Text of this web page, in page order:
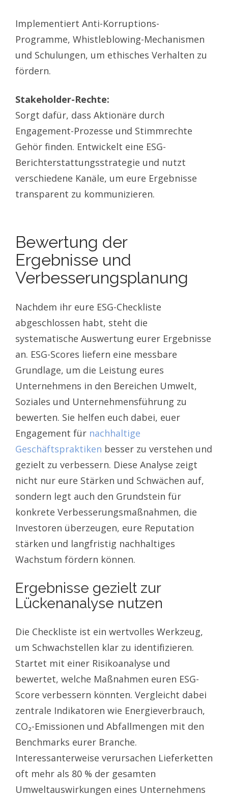
Implementiert Anti-Korruptions-
Programme, Whistleblowing-Mechanismen
und Schulungen, um ethisches Verhalten zu
fördern.
Stakeholder-Rechte:
Sorgt dafür, dass Aktionäre durch
Engagement-Prozesse und Stimmrechte
Gehör finden. Entwickelt eine ESG-
Berichterstattungsstrategie und nutzt
verschiedene Kanäle, um eure Ergebnisse
transparent zu kommunizieren.
Bewertung der
Ergebnisse und
Verbesserungsplanung
Nachdem ihr eure ESG-Checkliste
abgeschlossen habt, steht die
systematische Auswertung eurer Ergebnisse
an. ESG-Scores liefern eine messbare
Grundlage, um die Leistung eures
Unternehmens in den Bereichen Umwelt,
Soziales und Unternehmensführung zu
bewerten. Sie helfen euch dabei, euer
Engagement für nachhaltige
Geschäftspraktiken besser zu verstehen und
gezielt zu verbessern. Diese Analyse zeigt
nicht nur eure Stärken und Schwächen auf,
sondern legt auch den Grundstein für
konkrete Verbesserungsmaßnahmen, die
Investoren überzeugen, eure Reputation
stärken und langfristig nachhaltiges
Wachstum fördern können.
Ergebnisse gezielt zur
Lückenanalyse nutzen
Die Checkliste ist ein wertvolles Werkzeug,
um Schwachstellen klar zu identifizieren.
Startet mit einer Risikoanalyse und
bewertet, welche Maßnahmen euren ESG-
Score verbessern könnten. Vergleicht dabei
zentrale Indikatoren wie Energieverbrauch,
CO₂-Emissionen und Abfallmengen mit den
Benchmarks eurer Branche.
Interessanterweise verursachen Lieferketten
oft mehr als 80 % der gesamten
Umweltauswirkungen eines Unternehmens